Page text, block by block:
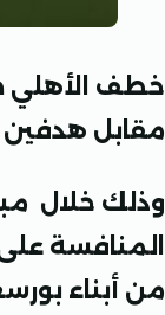
خطف الأهلي
مقابل هدفين
وذلك خلال
المنافسة